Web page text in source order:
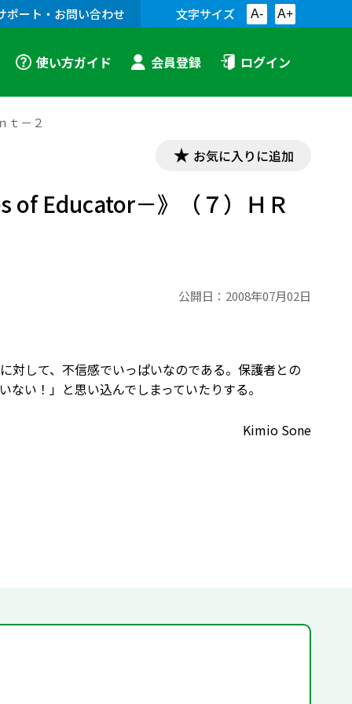
ポート・お問い合わせ 文字サイズ A- A+
使い方ガイド 会員登録 ログイン
ｔ－２
お気に入りに追加
of Educator－》（７）ＨＲ
公開日： 2008年07月02日
対して、不信感でいっぱいなのである。保護者との
い！」と思い込んでしまっていたりする。
Kimio Sone